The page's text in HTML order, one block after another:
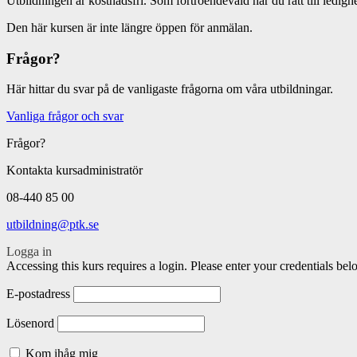
Den här kursen är inte längre öppen för anmälan.
Frågor?
Här hittar du svar på de vanligaste frågorna om våra utbildningar.
Vanliga frågor och svar
Frågor?
Kontakta kursadministratör
08-440 85 00
utbildning@ptk.se
Logga in
Accessing this kurs requires a login. Please enter your credentials
E-postadress
Lösenord
Kom ihåg mig